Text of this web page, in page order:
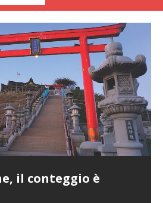
il conteggio è